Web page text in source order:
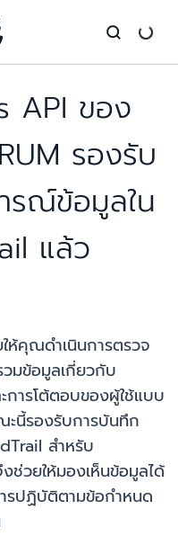
API ของ
รองรับ
รณ์ข้อมูลใน
แล้ว
ห้คุณดำเนินการตรวจ
มข้อมูลเกี่ยวกับ
ารโต้ตอบของผู้ใช้แบบ
ะนี้รองรับการบันทึก
สำหรับ
ช่วยให้มองเห็นข้อมูลได้
รปฏิบัติตามข้อกำหนด